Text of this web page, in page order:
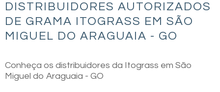
DISTRIBUIDORES AUTORIZADOS
DE GRAMA ITOGRASS EM SÃO
MIGUEL DO ARAGUAIA - GO
Conheça os distribuidores da Itograss em São
Miguel do Araguaia - GO